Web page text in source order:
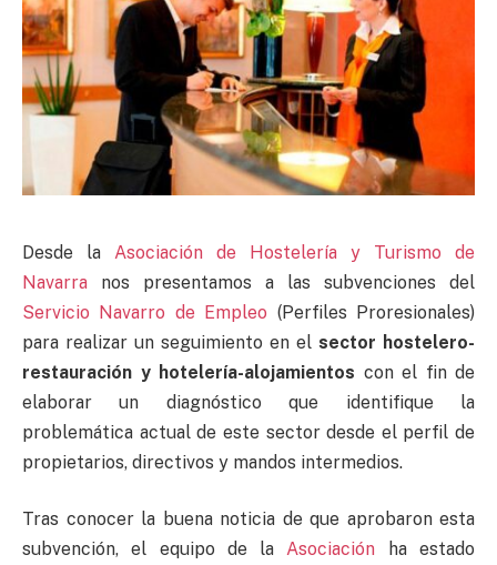
Desde la Asociación de Hostelería y Turismo de
Navarra nos presentamos a las subvenciones del
Servicio Navarro de Empleo (Perfiles Proresionales)
para realizar un seguimiento en el sector hostelero-
restauración y hotelería-alojamientos con el fin de
elaborar un diagnóstico que identifique la
problemática actual de este sector desde el perfil de
propietarios, directivos y mandos intermedios.
Tras conocer la buena noticia de que aprobaron esta
subvención, el equipo de laAsociación ha estado